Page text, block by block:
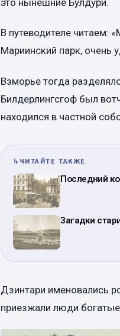
это нынешние Булдури.
В путеводителе читаем:
Мариинский парк, очень
Взморье тогда
Билдерлингсгоф был
находился в частной
↳ ЧИТАЙТЕ ТАКЖЕ
Последний
Загадки
Дзинтари именовались
приезжали люди